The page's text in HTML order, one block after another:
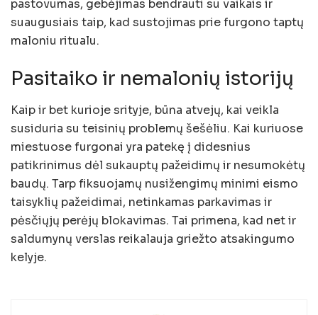
pastovumas, gebėjimas bendrauti su vaikais ir
suaugusiais taip, kad sustojimas prie furgono taptų
maloniu ritualu.
Pasitaiko ir nemalonių istorijų
Kaip ir bet kurioje srityje, būna atvejų, kai veikla
susiduria su teisinių problemų šešėliu. Kai kuriuose
miestuose furgonai yra patekę į didesnius
patikrinimus dėl sukauptų pažeidimų ir nesumokėtų
baudų. Tarp fiksuojamų nusižengimų minimi eismo
taisyklių pažeidimai, netinkamas parkavimas ir
pėsčiųjų perėjų blokavimas. Tai primena, kad net ir
saldumynų verslas reikalauja griežto atsakingumo
kelyje.